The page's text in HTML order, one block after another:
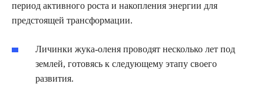
период активного роста и накопления энергии для
предстоящей трансформации.
Личинки жука-оленя проводят несколько лет под
землей, готовясь к следующему этапу своего
развития.